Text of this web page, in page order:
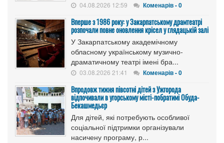
04.08.2026 12:59 Коменарів - 0
Вперше з 1986 року: у Закарпатському драмтеатрі
розпочали повне оновлення крісел у глядацькій залі
У Закарпатському академічному
обласному українському музично-
драматичному театрі імені бра...
03.08.2026 21:41 Коменарів - 0
Впродовж тижня півсотні дітей з Ужгорода
відпочивали в угорському місті-побратимі Обуда-
Бекашмедьєр
Для дітей, які потребують особливої
соціальної підтримки організували
насичену програму, р...